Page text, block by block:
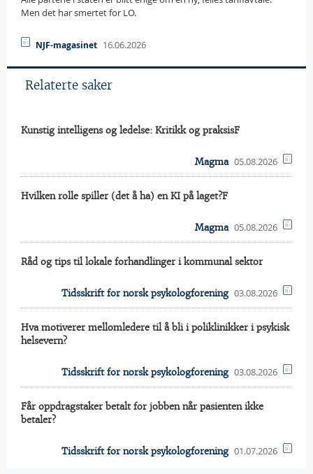
Men det har smertet for LO.
NJF-magasinet 16.06.2026
Relaterte saker
Kunstig intelligens og ledelse: Kritikk og praksisF
Magma 05.08.2026
Hvilken rolle spiller (det å ha) en KI på laget?F
Magma 05.08.2026
Råd og tips til lokale forhandlinger i kommunal sektor
Tidsskrift for norsk psykologforening 03.08.2026
Hva motiverer mellomledere til å bli i poliklinikker i psykisk
helsevern?
Tidsskrift for norsk psykologforening 03.08.2026
Får oppdragstaker betalt for jobben når pasienten ikke
betaler?
Tidsskrift for norsk psykologforening 01.07.2026